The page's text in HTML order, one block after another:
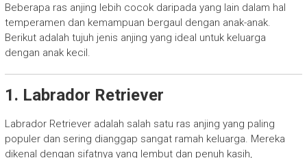
Beberapa ras anjing lebih cocok daripada yang lain dalam hal
temperamen dan kemampuan bergaul dengan anak-anak.
Berikut adalah tujuh jenis anjing yang ideal untuk keluarga
dengan anak kecil.
1. Labrador Retriever
Labrador Retriever adalah salah satu ras anjing yang paling
populer dan sering dianggap sangat ramah keluarga. Mereka
dikenal dengan sifatnya yang lembut dan penuh kasih,